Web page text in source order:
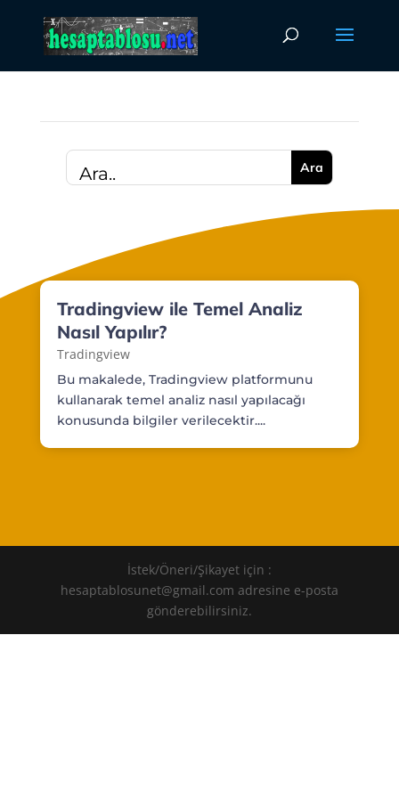
Tradingview ile Temel Analiz
Nasıl Yapılır?
Tradingview
Bu makalede, Tradingview platformunu
kullanarak temel analiz nasıl yapılacağı
konusunda bilgiler verilecektir....
İstek/Öneri/Şikayet için :
hesaptablosunet@gmail.com adresine e-posta
gönderebilirsiniz.